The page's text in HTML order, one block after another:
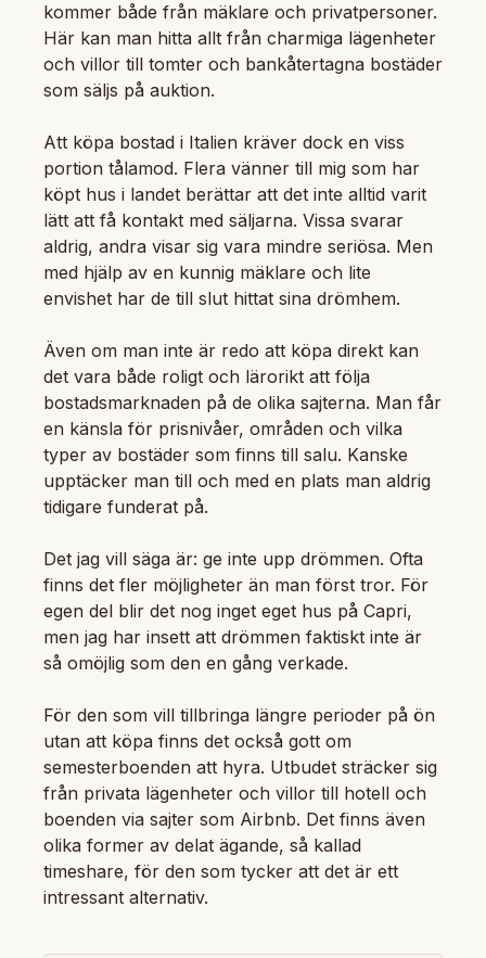
kommer både från mäklare och privatpersoner.
Här kan man hitta allt från charmiga lägenheter
och villor till tomter och bankåtertagna bostäder
som säljs på auktion.
Att köpa bostad i Italien kräver dock en viss
portion tålamod. Flera vänner till mig som har
köpt hus i landet berättar att det inte alltid varit
lätt att få kontakt med säljarna. Vissa svarar
aldrig, andra visar sig vara mindre seriösa. Men
med hjälp av en kunnig mäklare och lite
envishet har de till slut hittat sina drömhem.
Även om man inte är redo att köpa direkt kan
det vara både roligt och lärorikt att följa
bostadsmarknaden på de olika sajterna. Man får
en känsla för prisnivåer, områden och vilka
typer av bostäder som finns till salu. Kanske
upptäcker man till och med en plats man aldrig
tidigare funderat på.
Det jag vill säga är: ge inte upp drömmen. Ofta
finns det fler möjligheter än man först tror. För
egen del blir det nog inget eget hus på Capri,
men jag har insett att drömmen faktiskt inte är
så omöjlig som den en gång verkade.
För den som vill tillbringa längre perioder på ön
utan att köpa finns det också gott om
semesterboenden att hyra. Utbudet sträcker sig
från privata lägenheter och villor till hotell och
boenden via sajter som Airbnb. Det finns även
olika former av delat ägande, så kallad
timeshare, för den som tycker att det är ett
intressant alternativ.